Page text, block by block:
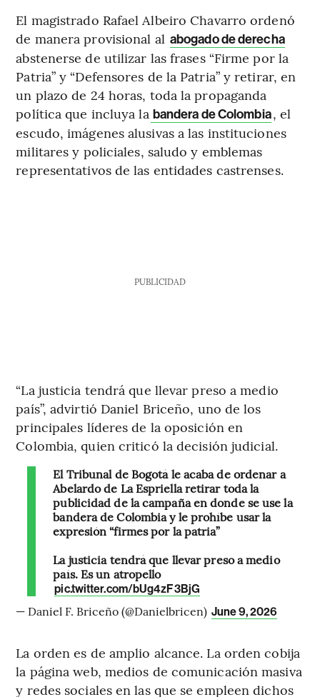
El magistrado Rafael Albeiro Chavarro ordenó
de manera provisional al abogado de derecha
abstenerse de utilizar las frases “Firme por la
Patria” y “Defensores de la Patria” y retirar, en
un plazo de 24 horas, toda la propaganda
política que incluya la bandera de Colombia, el
escudo, imágenes alusivas a las instituciones
militares y policiales, saludo y emblemas
representativos de las entidades castrenses.
PUBLICIDAD
“La justicia tendrá que llevar preso a medio
país”, advirtió Daniel Briceño, uno de los
principales líderes de la oposición en
Colombia, quien criticó la decisión judicial.
El Tribunal de Bogotá le acaba de ordenar a
Abelardo de La Espriella retirar toda la
publicidad de la campaña en donde se use la
bandera de Colombia y le prohíbe usar la
expresión “firmes por la patria”
La justicia tendrá que llevar preso a medio
país. Es un atropello
pic.twitter.com/bUg4zF3BjG
— Daniel F. Briceño (@Danielbricen) June 9, 2026
La orden es de amplio alcance. La orden cobija
la página web, medios de comunicación masiva
y redes sociales en las que se empleen dichos